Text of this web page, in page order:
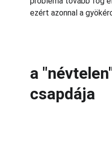
ezért azonnal a
a
csapdája